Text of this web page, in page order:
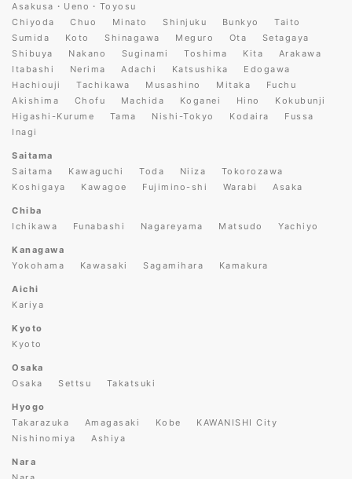
Asakusa・Ueno・Toyosu
Chiyoda
Chuo Minato Shinjuku Bunkyo
Taito
Sumida
Koto Shinagawa Meguro Ota
Setagaya
Shibuya
Nakano Suginami Toshima Kita
Arakawa
Itabashi
Nerima Adachi Katsushika
Edogawa
Hachiouji
Tachikawa Musashino Mitaka
Fuchu
Akishima
Chofu Machida Koganei Hino
Kokubunji
Higashi-Kurume
Tama Nishi-Tokyo Kodaira
Fussa
Inagi
Saitama
Saitama
Kawaguchi Toda Niiza
Tokorozawa
Koshigaya
Kawagoe Fujimino-shi Warabi Asaka
Chiba
Ichikawa
Funabashi Nagareyama Matsudo Yachiyo
Kanagawa
Yokohama
Kawasaki Sagamihara Kamakura
Aichi
Kariya
Kyoto
Kyoto
Osaka
Osaka
Settsu Takatsuki
Hyogo
Takarazuka
Amagasaki Kobe
KAWANISHI City
Nishinomiya
Ashiya
Nara